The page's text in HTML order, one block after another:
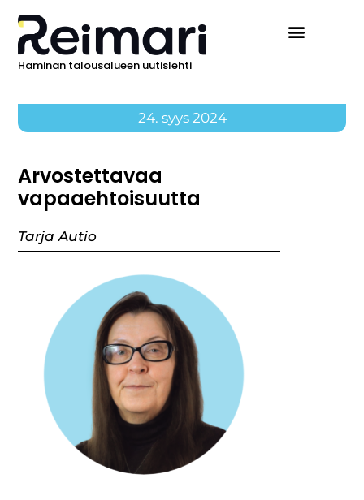
Haminan talousalueen uutislehti
24. syys 2024
Arvostettavaa
vapaaehtoisuutta
Tarja Autio